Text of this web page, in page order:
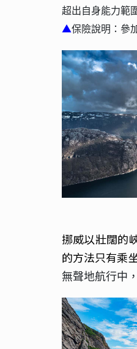
超出自身能力範
▲保險說明：參
挪威以壯闊的
的方法只有乘
無聲地航行中